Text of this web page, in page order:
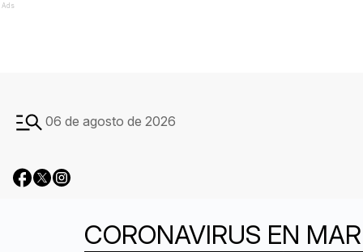
Ads
06 de agosto de 2026
CORONAVIRUS EN